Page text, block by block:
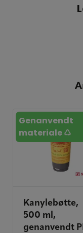
Genanvendt
materiale ♺
Kanylebøtte,
500 ml,
genanvendt